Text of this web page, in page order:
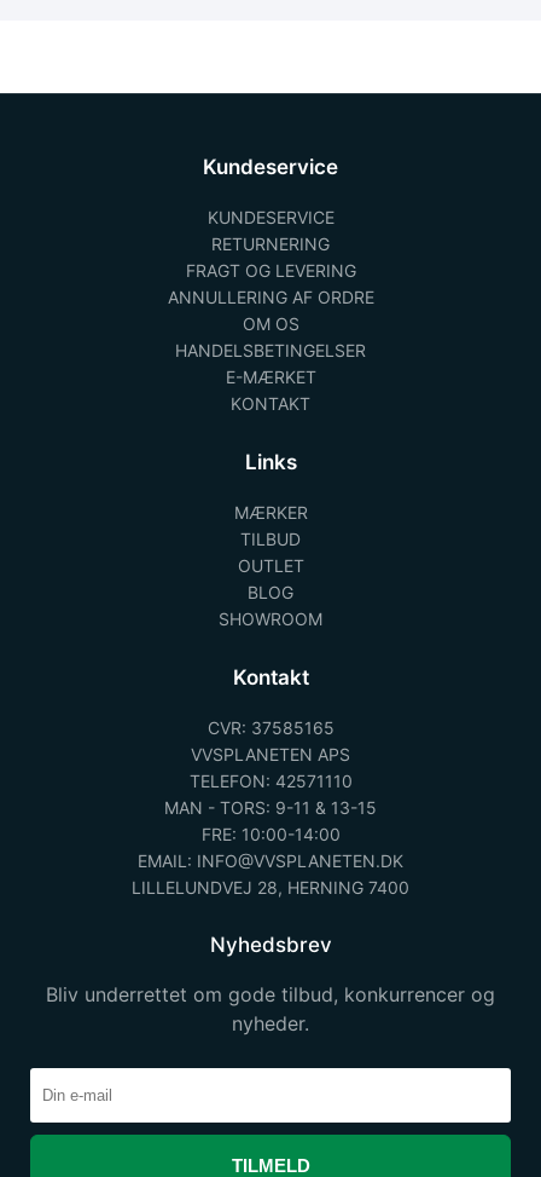
Kundeservice
KUNDESERVICE
RETURNERING
FRAGT OG LEVERING
ANNULLERING AF ORDRE
OM OS
HANDELSBETINGELSER
E-MÆRKET
KONTAKT
Links
MÆRKER
TILBUD
OUTLET
BLOG
SHOWROOM
Kontakt
CVR: 37585165
VVSPLANETEN APS
TELEFON: 42571110
MAN - TORS: 9-11 & 13-15
FRE: 10:00-14:00
EMAIL: INFO@VVSPLANETEN.DK
LILLELUNDVEJ 28, HERNING 7400
Nyhedsbrev
Bliv underrettet om gode tilbud, konkurrencer og
nyheder.
TILMELD